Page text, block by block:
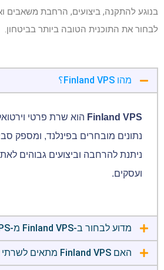
בנוגע להתקנה, ביצועים, הרחבת משאבים
לבחור את התוכנית הטובה ביותר בביטחון.
מהו Finland VPS؟
Finland VPS הוא שרת פרטי
נתונים מובחרים בפינלנד, ומספק
ניתנת להרחבה וביצועים גבוהים
ועסקים.
מדוע לבחור ב-Finland VPS מ-GhostVPS؟
האם Finland VPS מתאים לשרתי משחק؟